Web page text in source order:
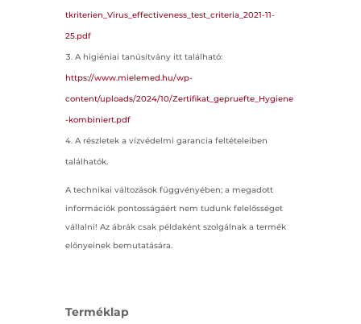
tkriterien_Virus_effectiveness_test_criteria_2021-11-
25.pdf
A higiéniai tanúsítvány itt található:
https://www.mielemed.hu/wp-
content/uploads/2024/10/Zertifikat_gepruefte_Hygiene
-kombiniert.pdf
A részletek a vízvédelmi garancia feltételeiben
találhatók.
A technikai változások függvényében; a megadott
információk pontosságáért nem tudunk felelősséget
vállalni! Az ábrák csak példaként szolgálnak a termék
előnyeinek bemutatására.
Terméklap